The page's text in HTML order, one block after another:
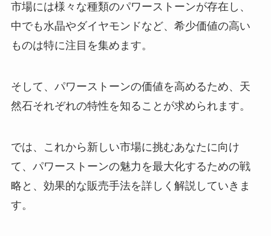
市場には様々な種類のパワーストーンが存在し、
中でも水晶やダイヤモンドなど、希少価値の高い
ものは特に注目を集めます。
そして、パワーストーンの価値を高めるため、天
然石それぞれの特性を知ることが求められます。
では、これから新しい市場に挑むあなたに向け
て、パワーストーンの魅力を最大化するための戦
略と、効果的な販売手法を詳しく解説していきま
す。